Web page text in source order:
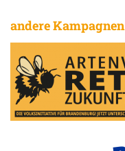
andere Kampagnen